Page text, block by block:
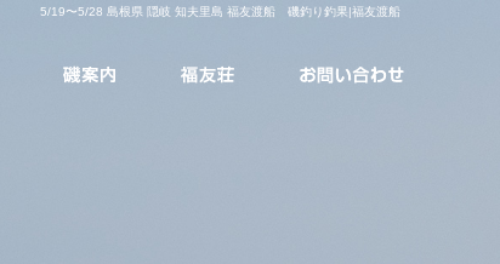
5/19〜5/28 島根県 隠岐 知夫里島 福友渡船 磯釣り釣果|福友渡船